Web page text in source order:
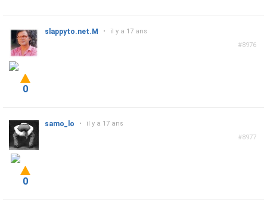
#8976
slappyto.net.M • il y a 17 ans
0
#8977
samo_lo • il y a 17 ans
0